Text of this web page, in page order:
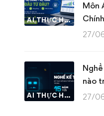
AI THỰC HÀNH
Môn
Chính
27/
AI THỰC HÀNH
nào
27/